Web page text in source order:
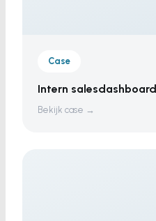
Case
Intern
Bekijk case →